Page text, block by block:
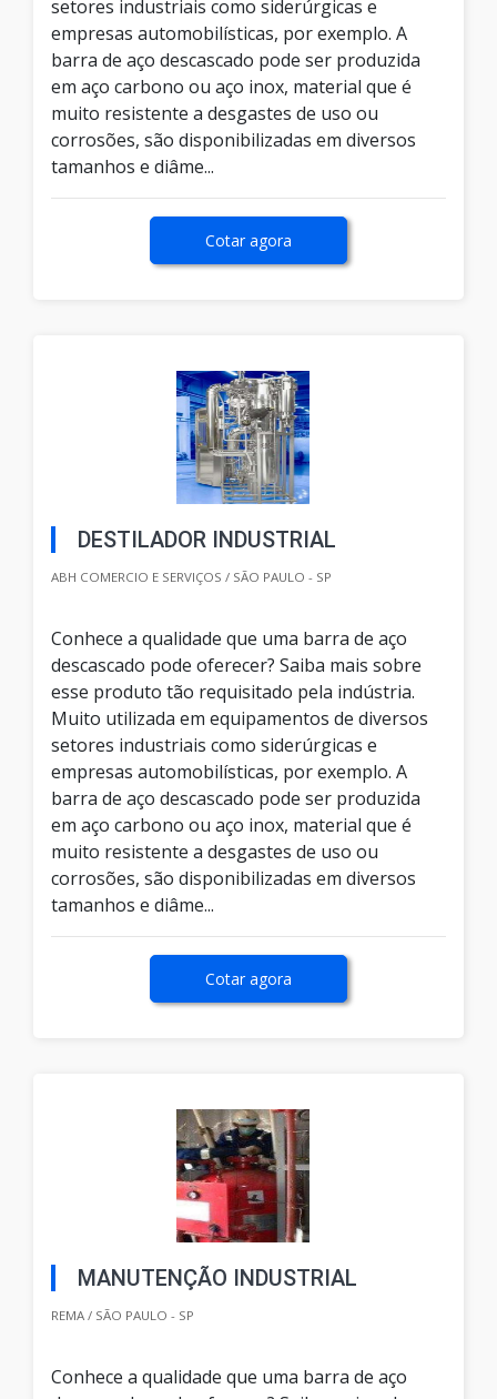
setores industriais como siderúrgicas e
empresas automobilísticas, por exemplo. A
barra de aço descascado pode ser produzida
em aço carbono ou aço inox, material que é
muito resistente a desgastes de uso ou
corrosões, são disponibilizadas em diversos
tamanhos e diâme...
Cotar agora
DESTILADOR INDUSTRIAL
ABH COMERCIO E SERVIÇOS / SÃO PAULO - SP
Conhece a qualidade que uma barra de aço
descascado pode oferecer? Saiba mais sobre
esse produto tão requisitado pela indústria.
Muito utilizada em equipamentos de diversos
setores industriais como siderúrgicas e
empresas automobilísticas, por exemplo. A
barra de aço descascado pode ser produzida
em aço carbono ou aço inox, material que é
muito resistente a desgastes de uso ou
corrosões, são disponibilizadas em diversos
tamanhos e diâme...
Cotar agora
MANUTENÇÃO INDUSTRIAL
REMA / SÃO PAULO - SP
Conhece a qualidade que uma barra de aço